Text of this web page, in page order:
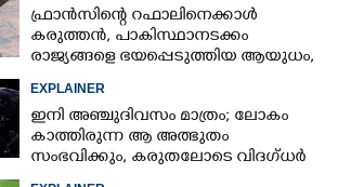
ഫ്രാൻസിന്റെ റഫാലിനെക്കാൾ
കരുത്തൻ,​ പാകിസ്ഥാനടക്കം
രാജ്യങ്ങളെ ഭയപ്പെടുത്തിയ ആയുധം,​
EXPLAINER
ഇനി അഞ്ചുദിവസം മാത്രം; ലോകം
കാത്തിരുന്ന ആ അത്ഭുതം
സംഭവിക്കും, കരുതലോടെ വിദഗ്ധർ